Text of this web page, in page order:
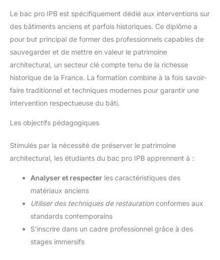
Le bac pro IPB est spécifiquement dédié aux interventions sur
des bâtiments anciens et parfois historiques. Ce diplôme a
pour but principal de former des professionnels capables de
sauvegarder et de mettre en valeur le patrimoine
architectural, un secteur clé compte tenu de la richesse
historique de la France. La formation combine à la fois savoir-
faire traditionnel et techniques modernes pour garantir une
intervention respectueuse du bâti.
Les objectifs pédagogiques
Stimulés par la nécessité de préserver le patrimoine
architectural, les étudiants du bac pro IPB apprennent à :
Analyser et respecter les caractéristiques des
matériaux anciens
Utiliser des techniques de restaurationconformes aux
standards contemporains
S’inscrire dans un cadre professionnel grâce à des
stages immersifs